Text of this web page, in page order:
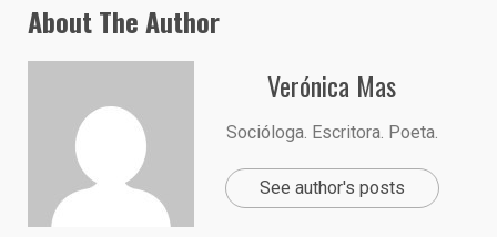
About The Author
Verónica Mas
Socióloga. Escritora. Poeta.
See author's posts